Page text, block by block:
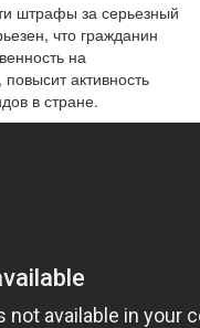
штрафы за серьезный
что гражданин
на
активность
в стране.